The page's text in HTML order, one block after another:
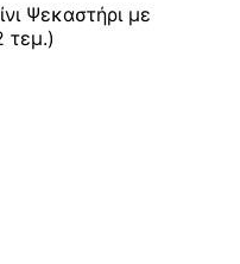
Ψεκαστήρι με
τεμ.)